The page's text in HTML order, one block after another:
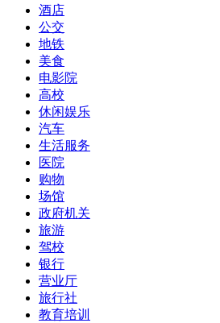
酒店
公交
地铁
美食
电影院
高校
休闲娱乐
汽车
生活服务
医院
购物
场馆
政府机关
旅游
驾校
银行
营业厅
旅行社
教育培训